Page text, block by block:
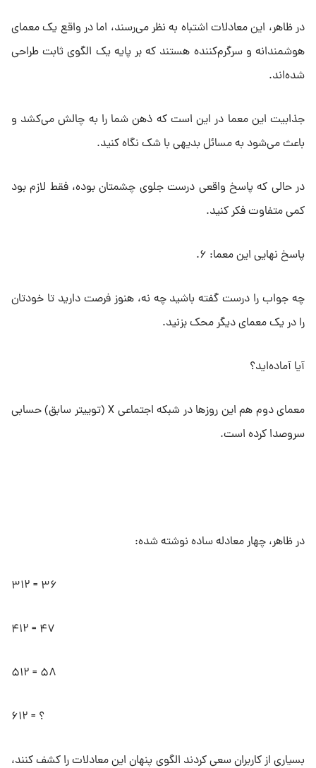
در ظاهر، این معادلات اشتباه به نظر می‌رسند، اما در واقع یک معمای
هوشمندانه و سرگرم‌کننده هستند که بر پایه یک الگوی ثابت طراحی
شده‌اند.
جذابیت این معما در این است که ذهن شما را به چالش می‌کشد و
باعث می‌شود به مسائل بدیهی با شک نگاه کنید.
در حالی که پاسخ واقعی درست جلوی چشمتان بوده، فقط لازم بود
کمی متفاوت فکر کنید.
پاسخ نهایی این معما: ۶.
چه جواب را درست گفته باشید چه نه، هنوز فرصت دارید تا خودتان
را در یک معمای دیگر محک بزنید.
آیا آماده‌اید؟
معمای دوم هم این روزها در شبکه اجتماعی X (توییتر سابق) حسابی
سروصدا کرده است.
در ظاهر، چهار معادله ساده نوشته شده:
۳۱۲ = ۳۶
۴۱۲ = ۴۷
۵۱۲ = ۵۸
۶۱۲ = ؟
بسیاری از کاربران سعی کردند الگوی پنهان این معادلات را کشف کنند،